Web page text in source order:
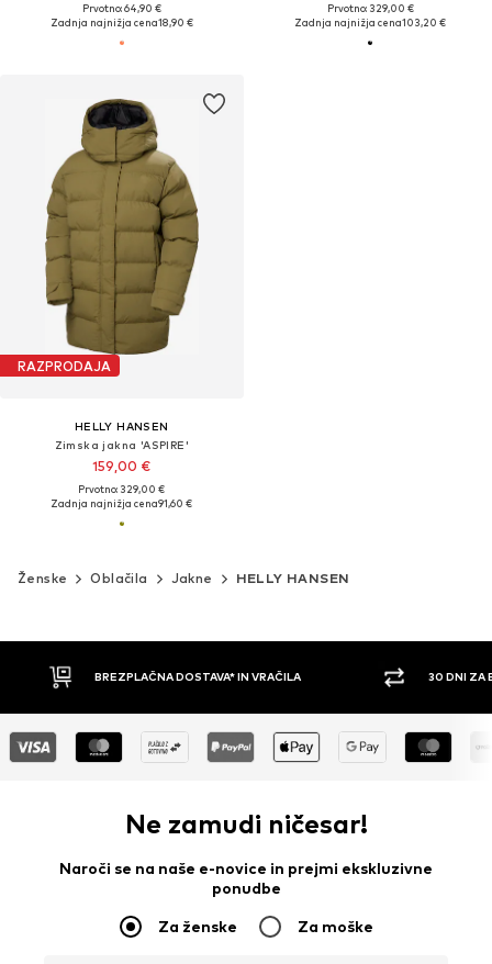
Prvotno: 64,90 €
Zadnja najnižja cena18,90 €
Prvotno: 329,00 €
Zadnja najnižja cena103,20 €
RAZPRODAJA
HELLY HANSEN
Zimska jakna 'ASPIRE'
159,00 €
Prvotno: 329,00 €
Zadnja najnižja cena91,60 €
Ženske Oblačila Jakne HELLY HANSEN
BREZPLAČNA DOSTAVA* IN VRAČILA 30 DNI ZA
Ne zamudi ničesar!
Naroči se na naše e-novice in prejmi ekskluzivne
ponudbe
Za ženske Za moške